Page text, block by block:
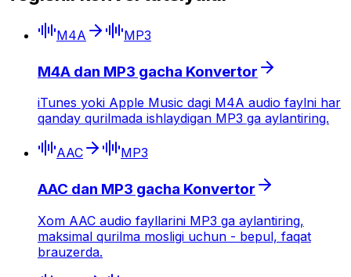
M4A MP3
M4A dan MP3 gacha Konvertor
iTunes yoki Apple Music dagi M4A audio faylni har
qanday qurilmada ishlaydigan MP3 ga aylantiring.
AAC MP3
AAC dan MP3 gacha Konvertor
Xom AAC audio fayllarini MP3 ga aylantiring,
maksimal qurilma mosligi uchun - bepul, faqat
brauzerda.